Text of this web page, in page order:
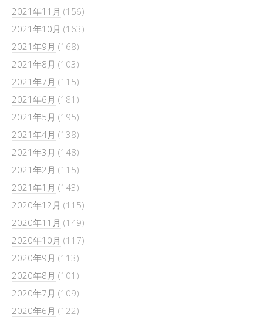
2021年11月 (156)
2021年10月 (163)
2021年9月 (168)
2021年8月 (103)
2021年7月 (115)
2021年6月 (181)
2021年5月 (195)
2021年4月 (138)
2021年3月 (148)
2021年2月 (115)
2021年1月 (143)
2020年12月 (115)
2020年11月 (149)
2020年10月 (117)
2020年9月 (113)
2020年8月 (101)
2020年7月 (109)
2020年6月 (122)